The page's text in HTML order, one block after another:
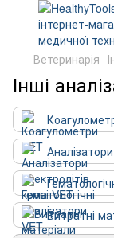
Ветеринарія
Інші
Витратні